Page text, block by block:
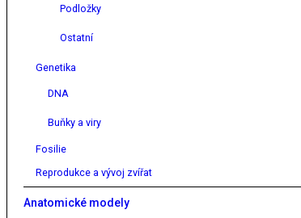
Podložky
Ostatní
Genetika
DNA
Buňky a viry
Fosilie
Reprodukce a vývoj zvířat
Anatomické modely